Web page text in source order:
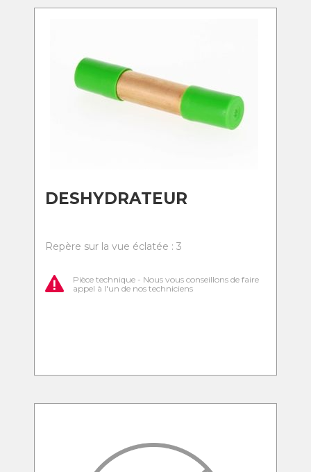
DESHYDRATEUR
Repère sur la vue éclatée : 3
Pièce technique - Nous vous conseillons de faire
appel à l'un de nos techniciens